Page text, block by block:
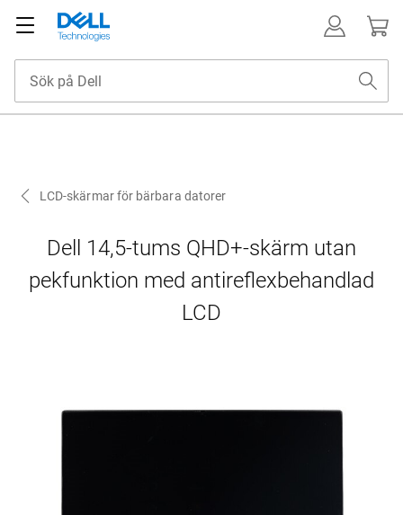
LCD-skärmar för bärbara datorer
Dell 14,5-tums QHD+-skärm utan
pekfunktion med antireflexbehandlad
LCD